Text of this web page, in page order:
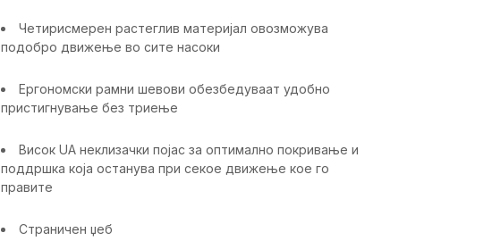
Четирисмерен растеглив материјал овозможува
подобро движење во сите насоки
Ергономски рамни шевови обезбедуваат удобно
пристигнување без триење
Висок UA неклизачки појас за оптимално покривање и
поддршка која останува при секое движење кое го
правите
Страничен џеб